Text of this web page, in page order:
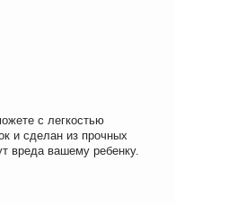
с легкостью
и сделан из прочных
вреда вашему ребенку.